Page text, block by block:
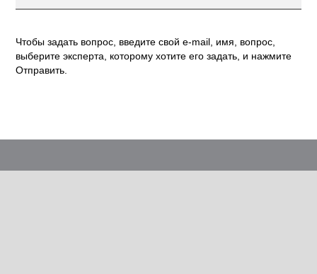
Чтобы задать вопрос, введите свой e-mail, имя, вопрос,
выберите эксперта, которому хотите его задать, и нажмите
Отправить.